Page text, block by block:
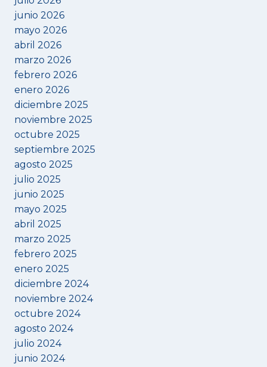
MAESTRE!
junio 2026
mayo 2026
abril 2026
marzo 2026
febrero 2026
enero 2026
diciembre 2025
noviembre 2025
octubre 2025
septiembre 2025
agosto 2025
julio 2025
junio 2025
mayo 2025
abril 2025
marzo 2025
febrero 2025
enero 2025
diciembre 2024
noviembre 2024
octubre 2024
agosto 2024
julio 2024
junio 2024